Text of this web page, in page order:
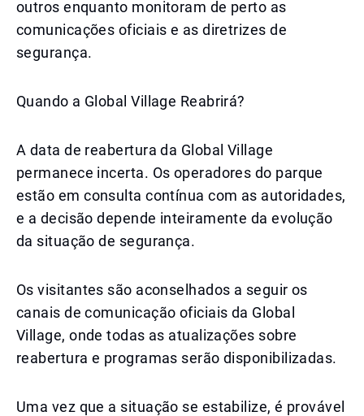
outros enquanto monitoram de perto as
comunicações oficiais e as diretrizes de
segurança.
Quando a Global Village Reabrirá?
A data de reabertura da Global Village
permanece incerta. Os operadores do parque
estão em consulta contínua com as autoridades,
e a decisão depende inteiramente da evolução
da situação de segurança.
Os visitantes são aconselhados a seguir os
canais de comunicação oficiais da Global
Village, onde todas as atualizações sobre
reabertura e programas serão disponibilizadas.
Uma vez que a situação se estabilize, é provável